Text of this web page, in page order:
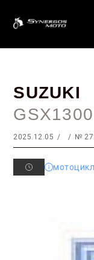
SUZUKI
2025.12.05 №